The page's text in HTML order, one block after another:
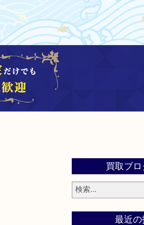
買取ブ
最近の